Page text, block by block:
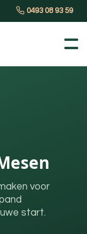
0493 08 93 59
voor
start.